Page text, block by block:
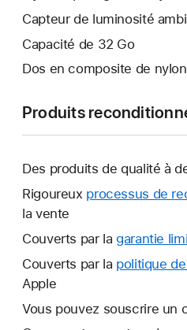
Capteur de luminosité
Capacité de 32 Go
Dos en composite de nylon
Produits
Des produits de qualité à
Rigoureux processus de
la vente
Couverts par la garantie
Couverts par la politique
Apple
Vous pouvez souscrire un